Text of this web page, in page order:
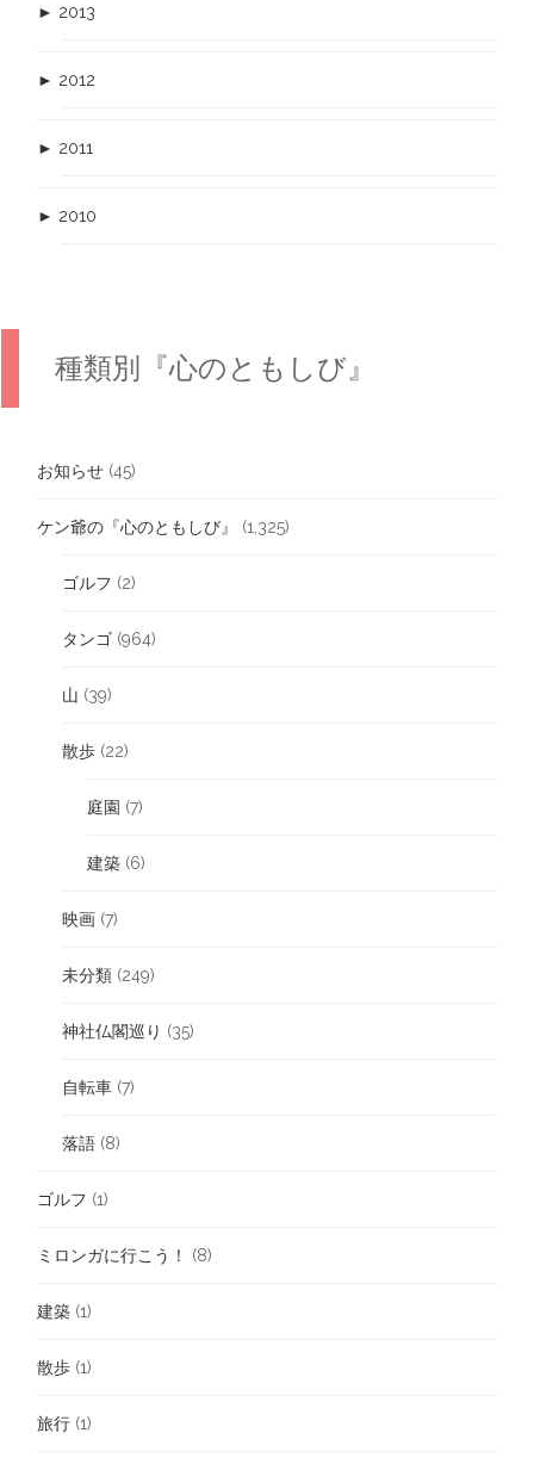
► 2013
► 2012
► 2011
► 2010
種類別『心のともしび』
お知らせ (45)
ケン爺の『心のともしび』 (1,325)
ゴルフ (2)
タンゴ (964)
山 (39)
散歩 (22)
庭園 (7)
建築 (6)
映画 (7)
未分類 (249)
神社仏閣巡り (35)
自転車 (7)
落語 (8)
ゴルフ (1)
ミロンガに行こう！ (8)
建築 (1)
散歩 (1)
旅行 (1)